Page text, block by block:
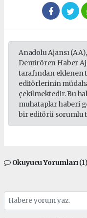
Anadolu Ajansı
Demirören Haber
tarafından eklenen
editörlerinin
çekilmektedir. Bu
muhataplar haberi
bir editörü sorumlu
Okuyucu Yorumları(1)